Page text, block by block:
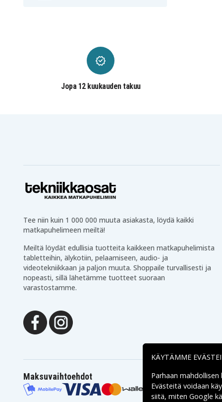
Jopa 12 kuukauden takuu
Tee niin kuin 1 000 000 muuta asiakasta, löydä kaikki
matkapuhelimeen meiltä!
Meiltä löydät edullisia tuotteita kaikkeen matkapuhelimista
tabletteihin, älykotiin, pelaamiseen, audio- ja
videotekniikkaan ja paljon muuta. Shoppaile turvallisesti ja
nopeasti, sillä lähetämme tuotteet suoraan
varastostamme.
Maksuvaihtoehdot
KÄYTÄMME
Parhaan
Evästeitä voidaan
siitä, miten Google